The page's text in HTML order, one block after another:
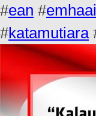
#ean #
#katamutiara